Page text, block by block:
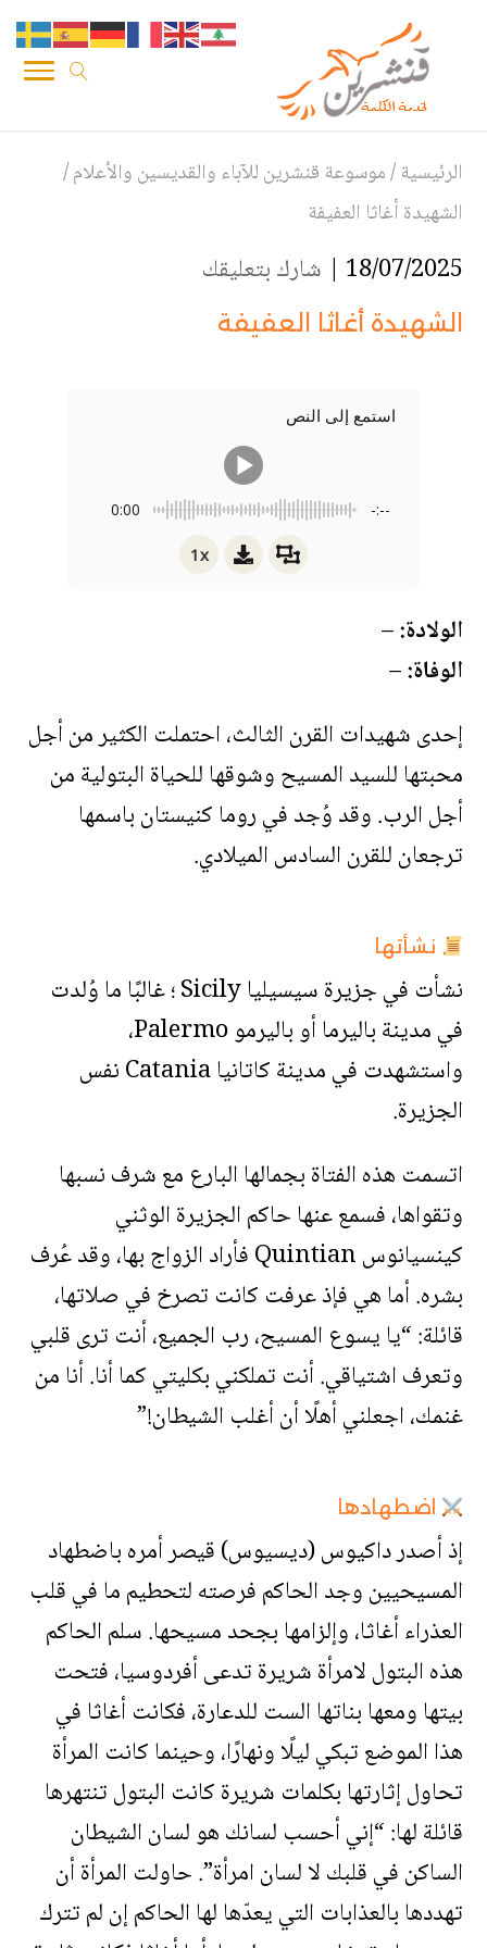
الرئيسية/موسوعة قنشرين للآباء والقديسين والأعلام/
الشهيدة أغاثا العفيفة
18/07/2025 | شارك بتعليقك
الشهيدة أغاثا العفيفة
استمع إلى النص
0:00 -:--
1x
الولادة:–
الوفاة:–
إحدى شهيدات القرن الثالث، احتملت الكثير من أجل
محبتها للسيد المسيح وشوقها للحياة البتولية من
أجل الرب. وقد وُجد في روما كنيستان باسمها
ترجعان للقرن السادس الميلادي.
نشأتها
نشأت في جزيرة سيسيليا Sicily ؛ غالبًا ما وُلدت
في مدينة باليرما أو باليرمو Palermo،
واستشهدت في مدينة كاتانيا Catania نفس
الجزيرة.
اتسمت هذه الفتاة بجمالها البارع مع شرف نسبها
وتقواها، فسمع عنها حاكم الجزيرة الوثني
كينسيانوس Quintian فأراد الزواج بها، وقد عُرف
بشره. أما هي فإذ عرفت كانت تصرخ في صلاتها،
قائلة: “يا يسوع المسيح، رب الجميع، أنت ترى قلبي
وتعرف اشتياقي. أنت تملكني بكليتي كما أنا. أنا من
غنمك، اجعلني أهلًا أن أغلب الشيطان!”
اضطهادها
إذ أصدر داكيوس (ديسيوس) قيصر أمره باضطهاد
المسيحيين وجد الحاكم فرصته لتحطيم ما في قلب
العذراء أغاثا، وإلزامها بجحد مسيحها. سلم الحاكم
هذه البتول لامرأة شريرة تدعى أفردوسيا، فتحت
بيتها ومعها بناتها الست للدعارة، فكانت أغاثا في
هذا الموضع تبكي ليلًا ونهارًا، وحينما كانت المرأة
تحاول إثارتها بكلمات شريرة كانت البتول تنتهرها
قائلة لها: “إني أحسب لسانك هو لسان الشيطان
الساكن في قلبك لا لسان امرأة”. حاولت المرأة أن
تهددها بالعذابات التي يعدّها لها الحاكم إن لم تترك